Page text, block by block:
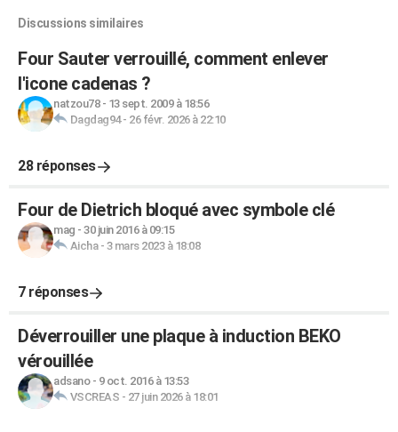
Discussions similaires
Four Sauter verrouillé, comment enlever
l'icone cadenas ?
natzou78- 13 sept. 2009 à 18:56
Dagdag94- 26 févr. 2026 à 22:10
28 réponses
Four de Dietrich bloqué avec symbole clé
mag - 30 juin 2016 à 09:15
Aicha- 3 mars 2023 à 18:08
7 réponses
Déverrouiller une plaque à induction BEKO
vérouillée
adsano- 9 oct. 2016 à 13:53
VSCREAS - 27 juin 2026 à 18:01